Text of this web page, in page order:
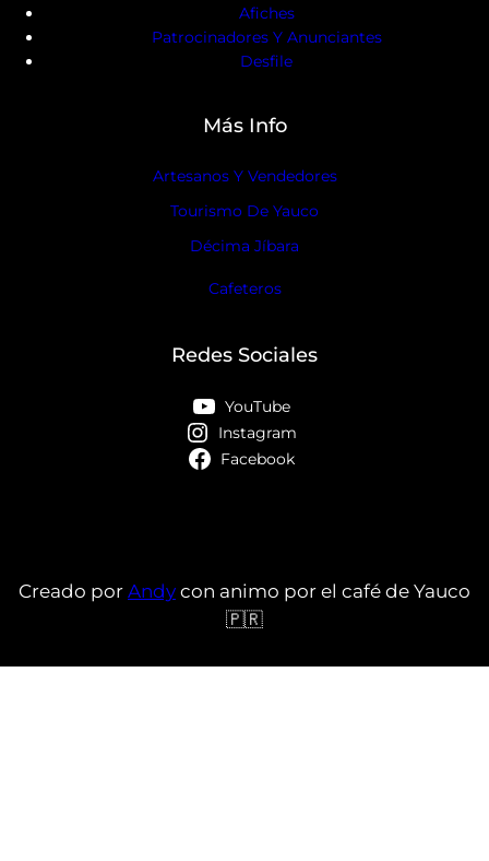
Afiches
Patrocinadores Y Anunciantes
Desfile
Más Info
Artesanos Y Vendedores
Tourismo De Yauco
Décima Jíbara
Cafeteros
Redes Sociales
YouTube
Instagram
Facebook
Creado por Andy con animo por el café de Yauco
🇵🇷